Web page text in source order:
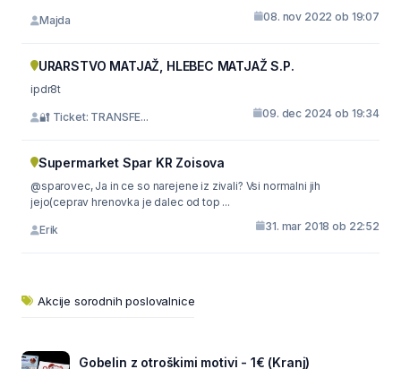
Majda 08. nov 2022 ob 19:07
URARSTVO MATJAŽ, HLEBEC MATJAŽ S.P.
ipdr8t
🔐 Ticket: TRANSFE... 09. dec 2024 ob 19:34
Supermarket Spar KR Zoisova
@sparovec, Ja in ce so narejene iz zivali? Vsi normalni jih
jejo(ceprav hrenovka je dalec od top ...
Erik 31. mar 2018 ob 22:52
Akcije sorodnih poslovalnice
Gobelin z otroškimi motivi - 1€ (Kranj)